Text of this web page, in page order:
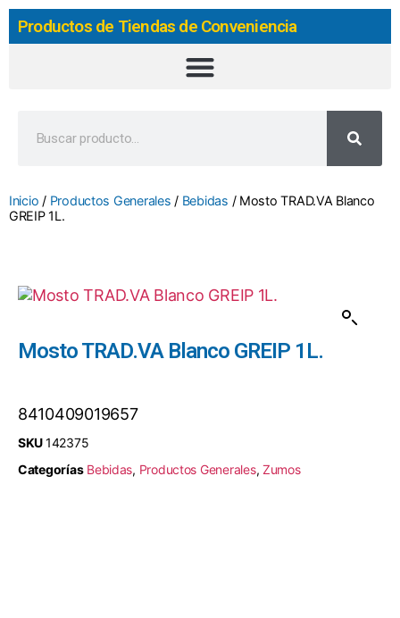
Productos de Tiendas de Conveniencia
Inicio / Productos Generales / Bebidas / Mosto TRAD.VA Blanco
GREIP 1L.
Mosto TRAD.VA Blanco GREIP 1L.
8410409019657
SKU142375
Categorías Bebidas, Productos Generales, Zumos